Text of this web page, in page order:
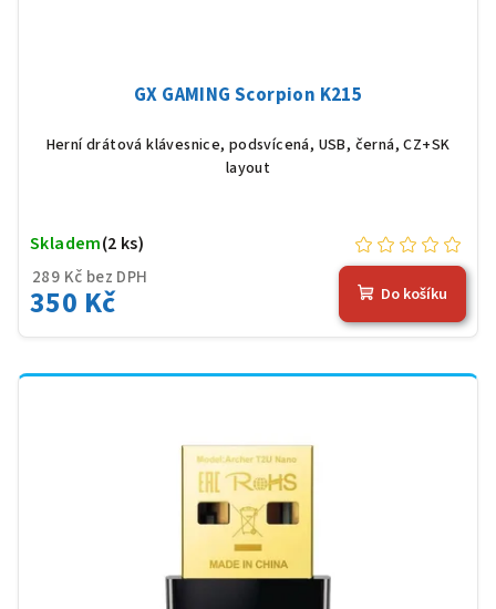
GX GAMING Scorpion K215
Herní drátová klávesnice, podsvícená, USB, černá, CZ+SK
layout
289 Kč bez DPH
350 Kč
Skladem(2 ks)
Do košíku